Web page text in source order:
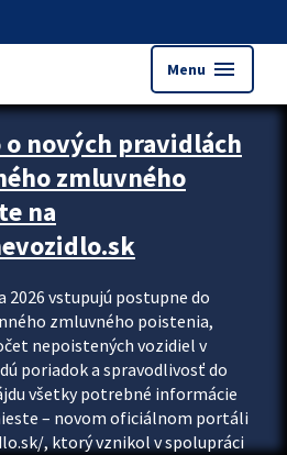
Menu menu
o nových pravidlách
zmluvného
na
2026 vstupujú postupne do
zmluvného poistenia,
nepoistených vozidiel v
poriadok a spravodlivosť do
všetky potrebné informácie
– novom oficiálnom portáli
, ktorý vznikol v spolupráci